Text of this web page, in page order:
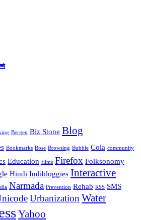
Bergen Biz Stone Blog
Bookmarks Bose Browsing Bubble Cola community
Education films Firefox Folksonomy
Hindi Indibloggies Interactive
Narmada Prevention Rehab RSS SMS
Urbanization Water
Yahoo